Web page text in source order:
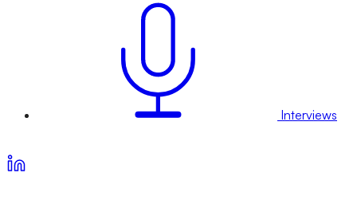
Interviews